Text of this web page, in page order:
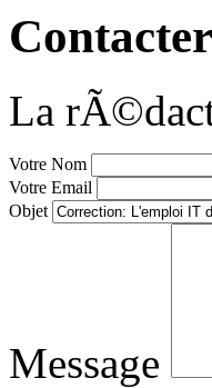
Contacter
La
Votre Nom
Votre Email
Objet
Message